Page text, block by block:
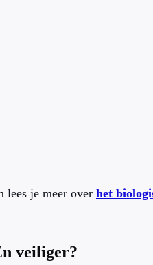
lees je meer over het
veiliger?